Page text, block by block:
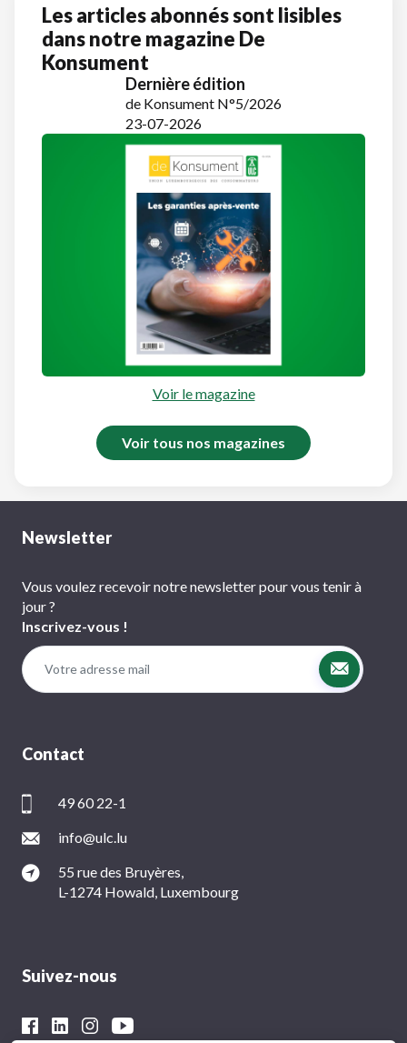
Les articles abonnés sont lisibles
dans notre magazine De
Konsument
Dernière édition
de Konsument N°5/2026
23-07-2026
Voir le magazine
Voir tous nos magazines
Newsletter
Vous voulez recevoir notre newsletter pour vous tenir à
jour ?
Inscrivez-vous !
Contact
49 60 22-1
info@ulc.lu
55 rue des Bruyères,
L-1274 Howald, Luxembourg
Suivez-nous